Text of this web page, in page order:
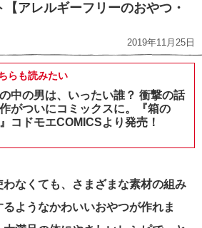
アレルギーフリーのおやつ・
2019年11月25日
らも読みたい
中の男は、いったい誰？ 衝撃の話
がついにコミックスに。『箱の
コドモエCOMICSより発売！
なくても、さまざまな素材の組み
ようなかわいいおやつが作れま